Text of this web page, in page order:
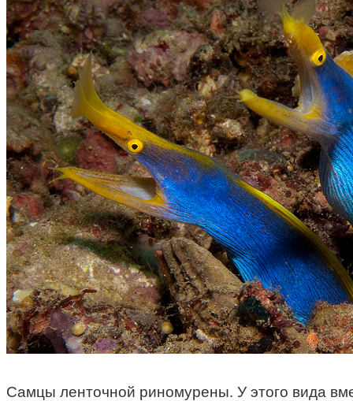
Самцы ленточной риномурены. У этого вида